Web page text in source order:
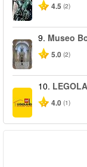
4.5 (2)
9. Museo
5.0 (2)
10.
4.0 (1)